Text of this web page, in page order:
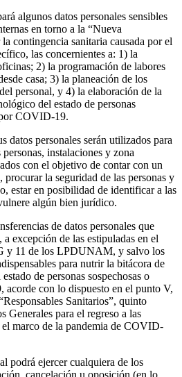
algunos datos personales sensibles
en torno a la “Nueva
contingencia sanitaria causada por el
las concernientes a: 1) la
2) la programación de labores
casa; 3) la planeación de los
personal, y 4) la elaboración de la
del estado de personas
COVID-19.
datos personales serán utilizados para
instalaciones y zona
con el objetivo de contar con un
procurar la seguridad de las personas y
estar en posibilidad de identificar a las
algún bien jurídico.
de datos personales que
excepción de las estipuladas en el
y 11 de los LPDUNAM, y salvo los
para nutrir la bitácora de
de personas sospechosas o
con lo dispuesto en el punto V,
Sanitarios”, quinto
Generales para el regreso a las
marco de la pandemia de COVID-
podrá ejercer cualquiera de los